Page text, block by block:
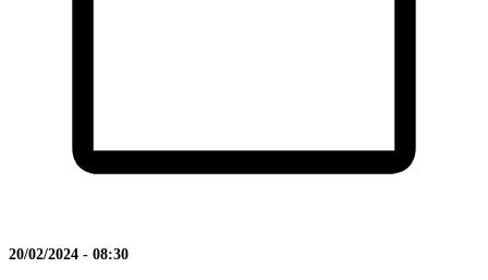
20/02/2024 - 08:30